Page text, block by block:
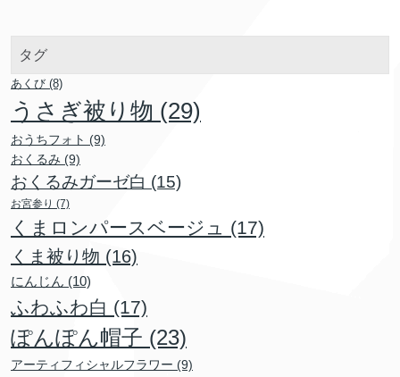
タグ
あくび (8)
うさぎ被り物 (29)
おうちフォト (9)
おくるみ (9)
おくるみガーゼ白 (15)
お宮参り (7)
くまロンパースベージュ (17)
くま被り物 (16)
にんじん (10)
ふわふわ白 (17)
ぽんぽん帽子 (23)
アーティフィシャルフラワー (9)